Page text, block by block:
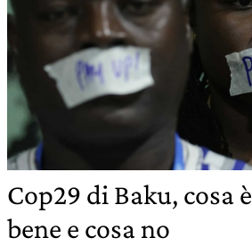
Cop29 di Baku, cosa
bene e cosa no